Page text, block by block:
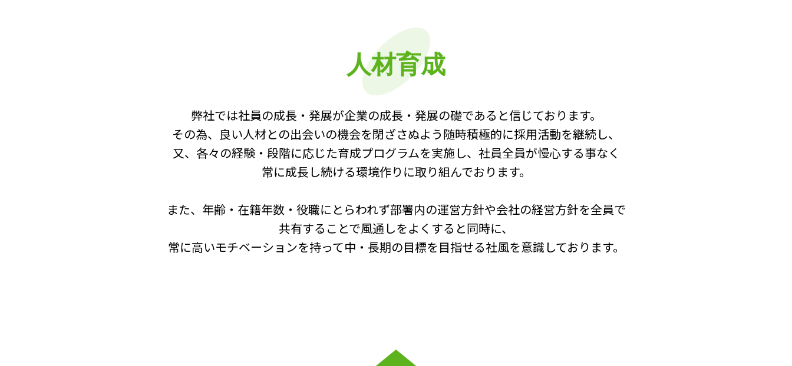
人材育成
弊社では社員の成長・発展が企業の成長・発展の礎であると信じております。
その為、良い人材との出会いの機会を閉ざさぬよう随時積極的に採用活動を継続し、
又、各々の経験・段階に応じた育成プログラムを実施し、社員全員が慢心する事なく
常に成長し続ける環境作りに取り組んでおります。
また、年齢・在籍年数・役職にとらわれず部署内の運営方針や会社の経営方針を全員で
共有することで風通しをよくすると同時に、
常に高いモチベーションを持って中・長期の目標を目指せる社風を意識しております。